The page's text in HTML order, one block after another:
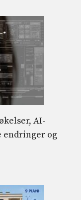
AI-
endringer og